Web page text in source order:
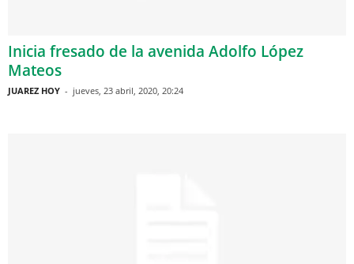
Inicia fresado de la avenida Adolfo López
Mateos
JUAREZ HOY - jueves, 23 abril, 2020, 20:24